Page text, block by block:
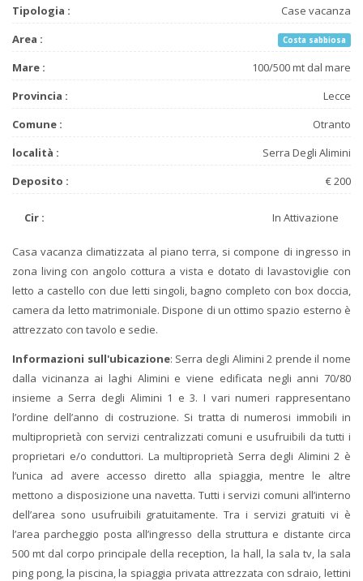
Tipologia :
Case vacanza
Area :
Costa sabbiosa
Mare :
100/500 mt dal mare
Provincia :
Lecce
Comune :
Otranto
località :
Serra Degli Alimini
Deposito :
€ 200
Cir : In Attivazione
Casa vacanza climatizzata al piano terra, si compone di ingresso in
zona living con angolo cottura a vista e dotato di lavastoviglie con
letto a castello con due letti singoli, bagno completo con box doccia,
camera da letto matrimoniale. Dispone di un ottimo spazio esterno è
attrezzato con tavolo e sedie.
Informazioni sull'ubicazione: Serra degli Alimini 2 prende il nome
dalla vicinanza ai laghi Alimini e viene edificata negli anni 70/80
insieme a Serra degli Alimini 1 e 3. I vari numeri rappresentano
l’ordine dell’anno di costruzione. Si tratta di numerosi immobili in
multiproprietà con servizi centralizzati comuni e usufruibili da tutti i
proprietari e/o conduttori. La multiproprietà Serra degli Alimini 2 è
l’unica ad avere accesso diretto alla spiaggia, mentre le altre
mettono a disposizione una navetta. Tutti i servizi comuni all’interno
dell’area sono usufruibili gratuitamente. Tra i servizi gratuiti vi è
l’area parcheggio posta all’ingresso della struttura e distante circa
500 mt dal corpo principale della reception, la hall, la sala tv, la sala
ping pong, la piscina, la spiaggia privata attrezzata con sdraio, lettini